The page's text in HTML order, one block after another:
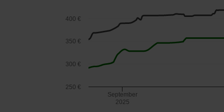
September
2025
250 €
300 €
350 €
400 €